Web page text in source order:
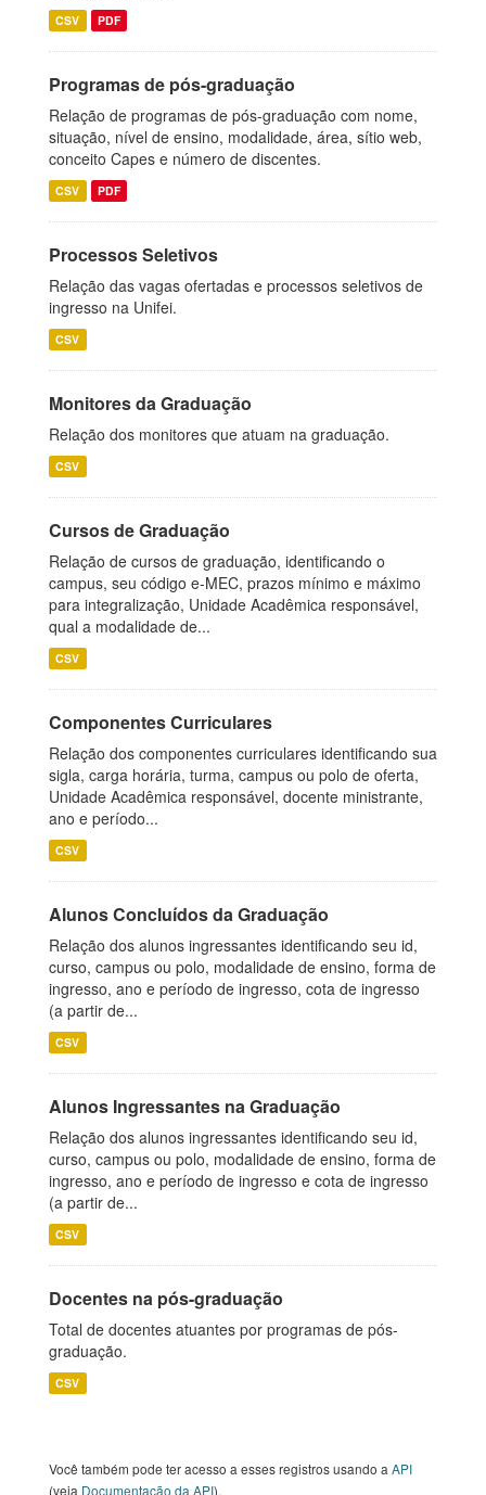
CSV PDF
Programas de pós-graduação
Relação de programas de pós-graduação com nome,
situação, nível de ensino, modalidade, área, sítio web,
conceito Capes e número de discentes.
CSV PDF
Processos Seletivos
Relação das vagas ofertadas e processos seletivos de
ingresso na Unifei.
CSV
Monitores da Graduação
Relação dos monitores que atuam na graduação.
CSV
Cursos de Graduação
Relação de cursos de graduação, identificando o
campus, seu código e-MEC, prazos mínimo e máximo
para integralização, Unidade Acadêmica responsável,
qual a modalidade de...
CSV
Componentes Curriculares
Relação dos componentes curriculares identificando sua
sigla, carga horária, turma, campus ou polo de oferta,
Unidade Acadêmica responsável, docente ministrante,
ano e período...
CSV
Alunos Concluídos da Graduação
Relação dos alunos ingressantes identificando seu id,
curso, campus ou polo, modalidade de ensino, forma de
ingresso, ano e período de ingresso, cota de ingresso
(a partir de...
CSV
Alunos Ingressantes na Graduação
Relação dos alunos ingressantes identificando seu id,
curso, campus ou polo, modalidade de ensino, forma de
ingresso, ano e período de ingresso e cota de ingresso
(a partir de...
CSV
Docentes na pós-graduação
Total de docentes atuantes por programas de pós-
graduação.
CSV
Você também pode ter acesso a esses registros usando a API
(veja Documentação da API).